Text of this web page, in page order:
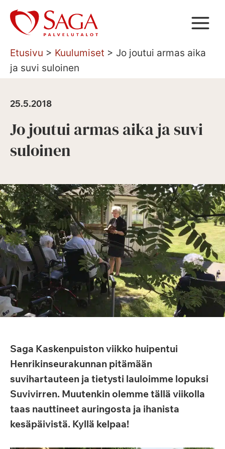
Siirry
sisältöön
Etusivu > Kuulumiset > Jo joutui armas aika
ja suvi suloinen
25.5.2018
Jo joutui armas aika ja suvi
suloinen
Saga Kaskenpuiston viikko huipentui
Henrikinseurakunnan pitämään
suvihartauteen ja tietysti lauloimme lopuksi
Suvivirren. Muutenkin olemme tällä viikolla
taas nauttineet auringosta ja ihanista
kesäpäivistä. Kyllä kelpaa!